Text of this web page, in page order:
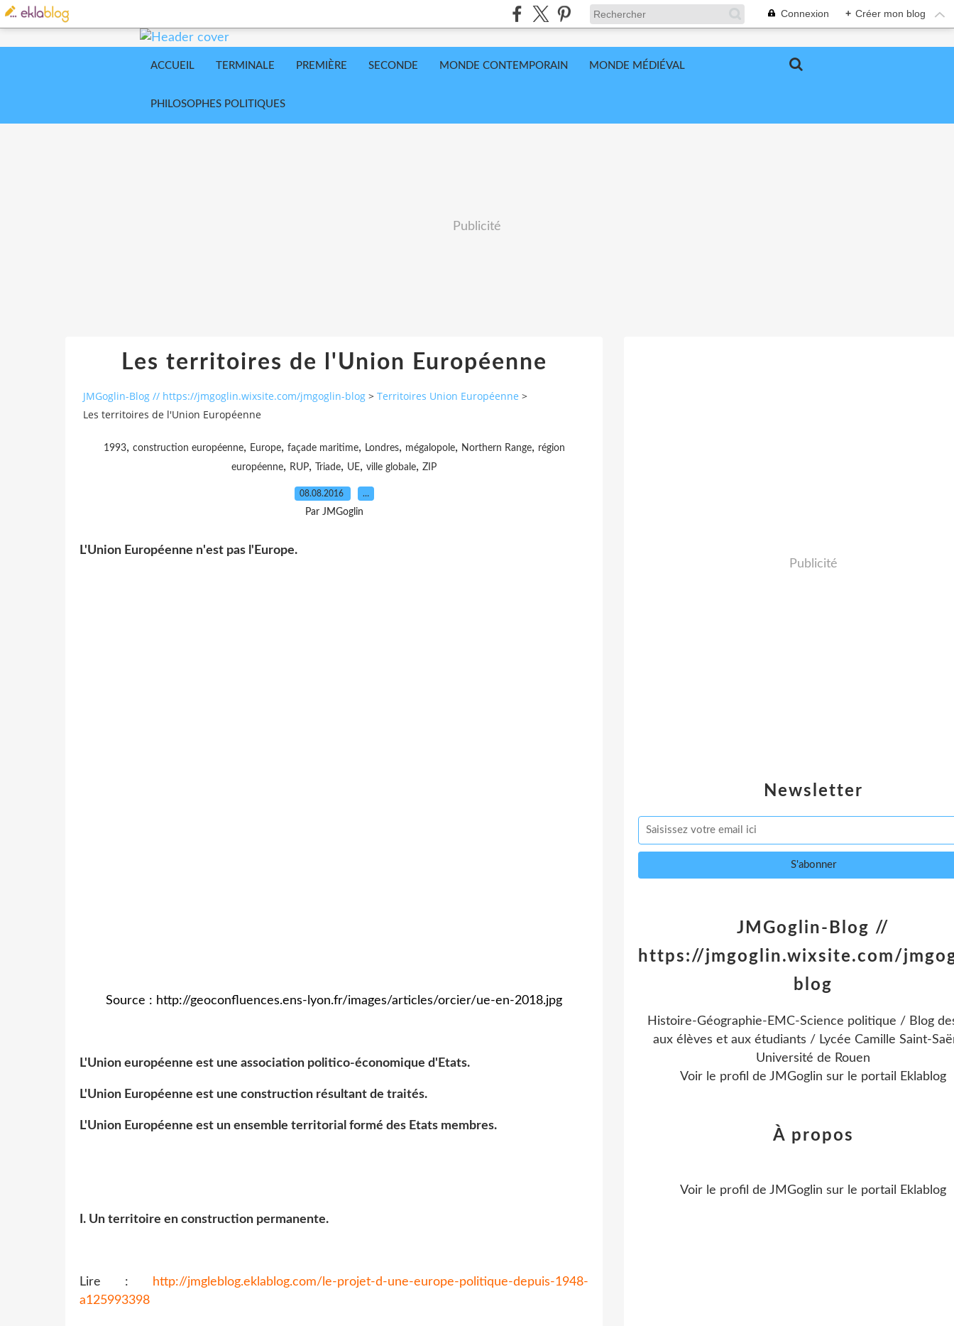
Connexion + Créer mon blog
ACCUEIL TERMINALE PREMIÈRE SECONDE MONDE CONTEMPORAIN MONDE MÉDIÉVAL
PHILOSOPHES POLITIQUES
Publicité
Les territoires de l'Union Européenne
JMGoglin-Blog // https://jmgoglin.wixsite.com/jmgoglin-blog > Territoires Union Européenne >
Les territoires de l'Union Européenne
1993, construction européenne, Europe, façade maritime, Londres, mégalopole, Northern Range, région
européenne, RUP, Triade, UE, ville globale, ZIP
08.08.2016 …
Par JMGoglin
L'Union Européenne n'est pas l'Europe.
Source : http://geoconfluences.ens-lyon.fr/images/articles/orcier/ue-en-2018.jpg
L'Union européenne est une association politico-économique d'Etats.
L'Union Européenne est une construction résultant de traités.
L'Union Européenne est un ensemble territorial formé des Etats membres.
I. Un territoire en construction permanente.
Lire :
http://jmgleblog.eklablog.com/le-projet-d-une-europe-politique-depuis-1948-
a125993398
Newsletter
Publicité
JMGoglin-Blog //
https://jmgoglin.wixsite.com/
blog
Histoire-Géographie-EMC-Science politique / Blog
aux élèves et aux étudiants / Lycée Camille Saint-
Université de Rouen
Voir le profil de JMGoglin sur le portail Eklablog
À propos
Voir le profil de JMGoglin sur le portail Eklablog